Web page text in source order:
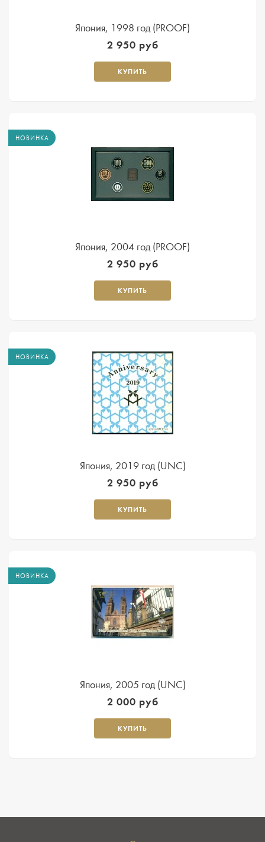
Япония, 1998 год (PROOF)
2 950 руб
КУПИТЬ
НОВИНКА
Япония, 2004 год (PROOF)
2 950 руб
КУПИТЬ
НОВИНКА
Япония, 2019 год (UNC)
2 950 руб
КУПИТЬ
НОВИНКА
Япония, 2005 год (UNC)
2 000 руб
КУПИТЬ